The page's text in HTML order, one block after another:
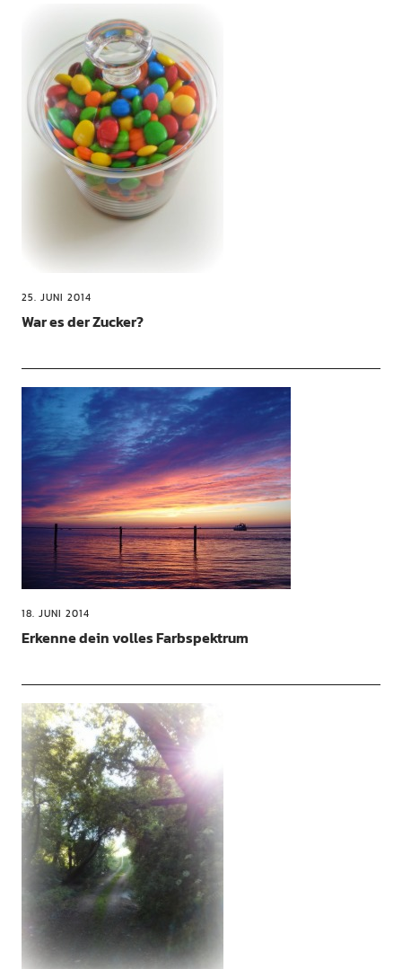
25. JUNI 2014
War es der Zucker?
18. JUNI 2014
Erkenne dein volles Farbspektrum